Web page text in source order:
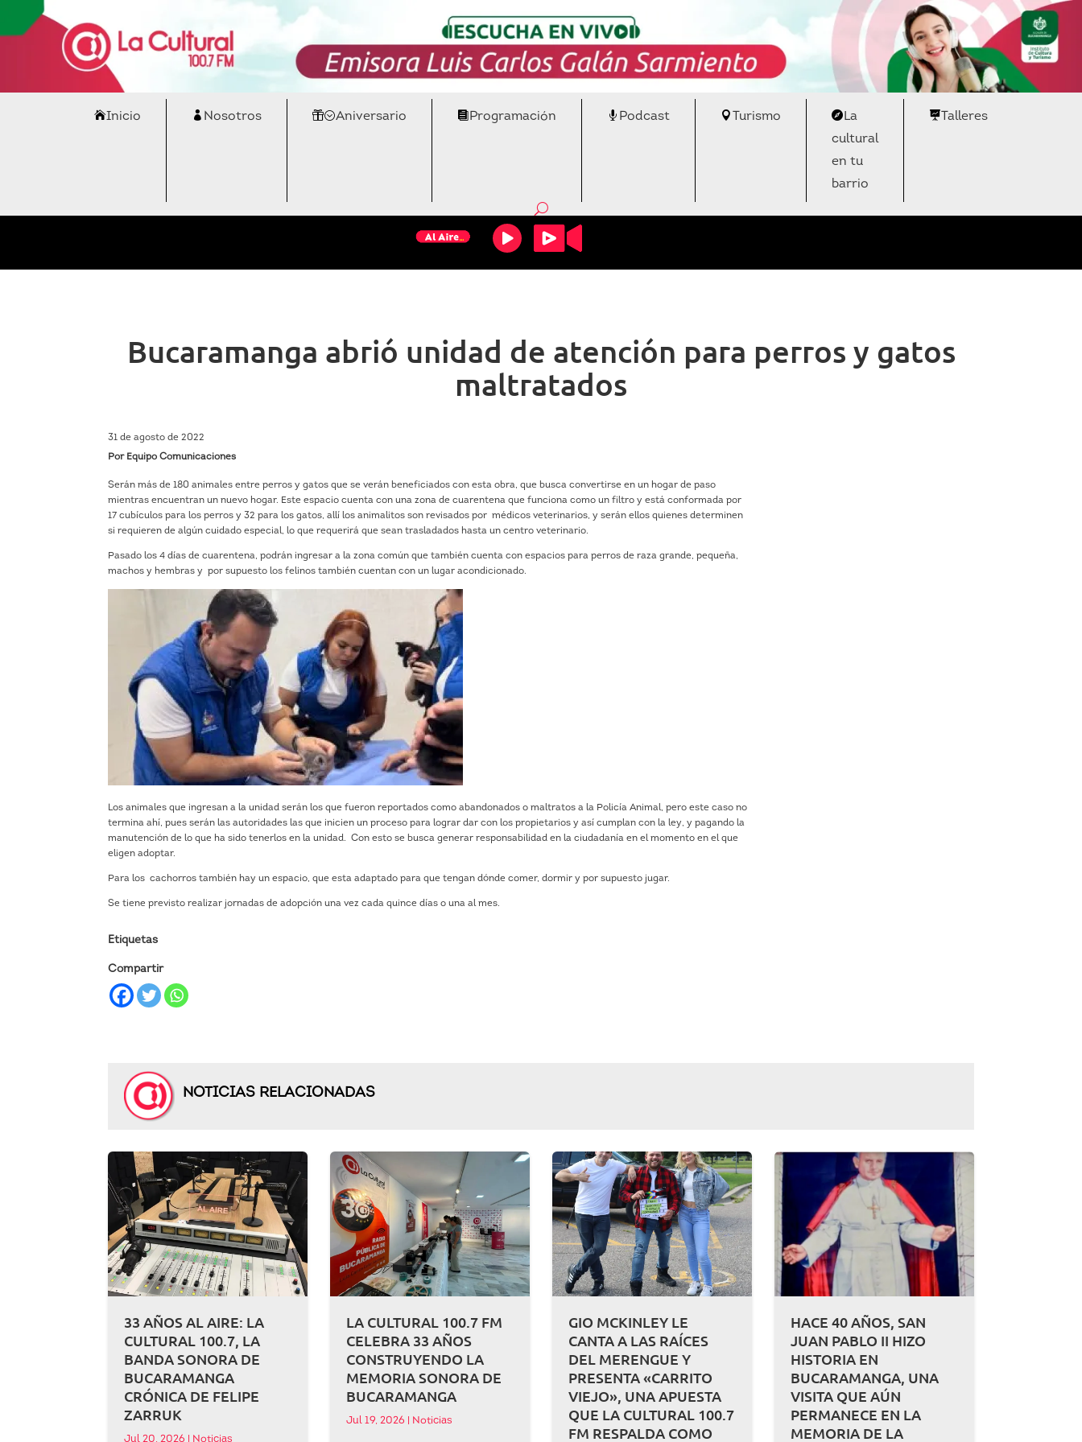
Inicio Nosotros Aniversario Programación Podcast Turismo
La
cultural
en tu
barrio
Talleres
Bucaramanga abrió unidad de atención para perros y gatos
maltratados
31 de agosto de 2022
Por Equipo Comunicaciones
Serán más de 180 animales entre perros y gatos que se verán beneficiados con esta obra, que busca convertirse en un hogar de paso
mientras encuentran un nuevo hogar. Este espacio cuenta con una zona de cuarentena que funciona como un filtro y está conformada por
17 cubículos para los perros y 32 para los gatos, allí los animalitos son revisados por médicos veterinarios, y serán ellos quienes determinen
si requieren de algún cuidado especial, lo que requerirá que sean trasladados hasta un centro veterinario.
Pasado los 4 días de cuarentena, podrán ingresar a la zona común que también cuenta con espacios para perros de raza grande, pequeña,
machos y hembras y por supuesto los felinos también cuentan con un lugar acondicionado.
Los animales que ingresan a la unidad serán los que fueron reportados como abandonados o maltratos a la Policía Animal, pero este caso no
termina ahí, pues serán las autoridades las que inicien un proceso para lograr dar con los propietarios y así cumplan con la ley, y pagando la
manutención de lo que ha sido tenerlos en la unidad. Con esto se busca generar responsabilidad en la ciudadanía en el momento en el que
eligen adoptar.
Para los cachorros también hay un espacio, que esta adaptado para que tengan dónde comer, dormir y por supuesto jugar.
Se tiene previsto realizar jornadas de adopción una vez cada quince días o una al mes.
Etiquetas
Compartir
NOTICIAS RELACIONADAS
33 AÑOS AL AIRE: LA
CULTURAL 100.7, LA
BANDA SONORA DE
BUCARAMANGA
CRÓNICA DE FELIPE
ZARRUK
Jul 20, 2026 Noticias
LA CULTURAL 100.7 FM
CELEBRA 33 AÑOS
CONSTRUYENDO LA
MEMORIA SONORA DE
BUCARAMANGA
Jul 19, 2026 Noticias
GIO MCKINLEY LE
CANTA A LAS RAÍCES
DEL MERENGUE Y
PRESENTA «CARRITO
VIEJO», UNA APUESTA
QUE LA CULTURAL 100.7
FM RESPALDA COMO
HACE 40 AÑOS, SAN
JUAN PABLO II HIZO
HISTORIA EN
BUCARAMANGA, UNA
VISITA QUE AÚN
PERMANECE EN LA
MEMORIA DE LA